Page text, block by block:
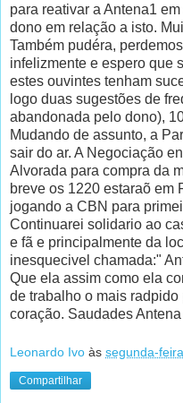
para reativar a Antena1
dono em relação a isto.
Também pudéra,
infelizmente e espero que
estes ouvintes tenham
logo duas sugestões de
abandonada pelo dono),
Mudando de assunto, a
sair do ar. A Negociação
Alvorada para compra da
breve os 1220 estaraõ em
jogando a CBN para
Continuarei solidario ao
e fã e principalmente da
inesquecivel chamada:"
Que ela assim como ela
de trabalho o mais
coração. Saudades
Leonardo Ivo às segunda-
Compartilhar